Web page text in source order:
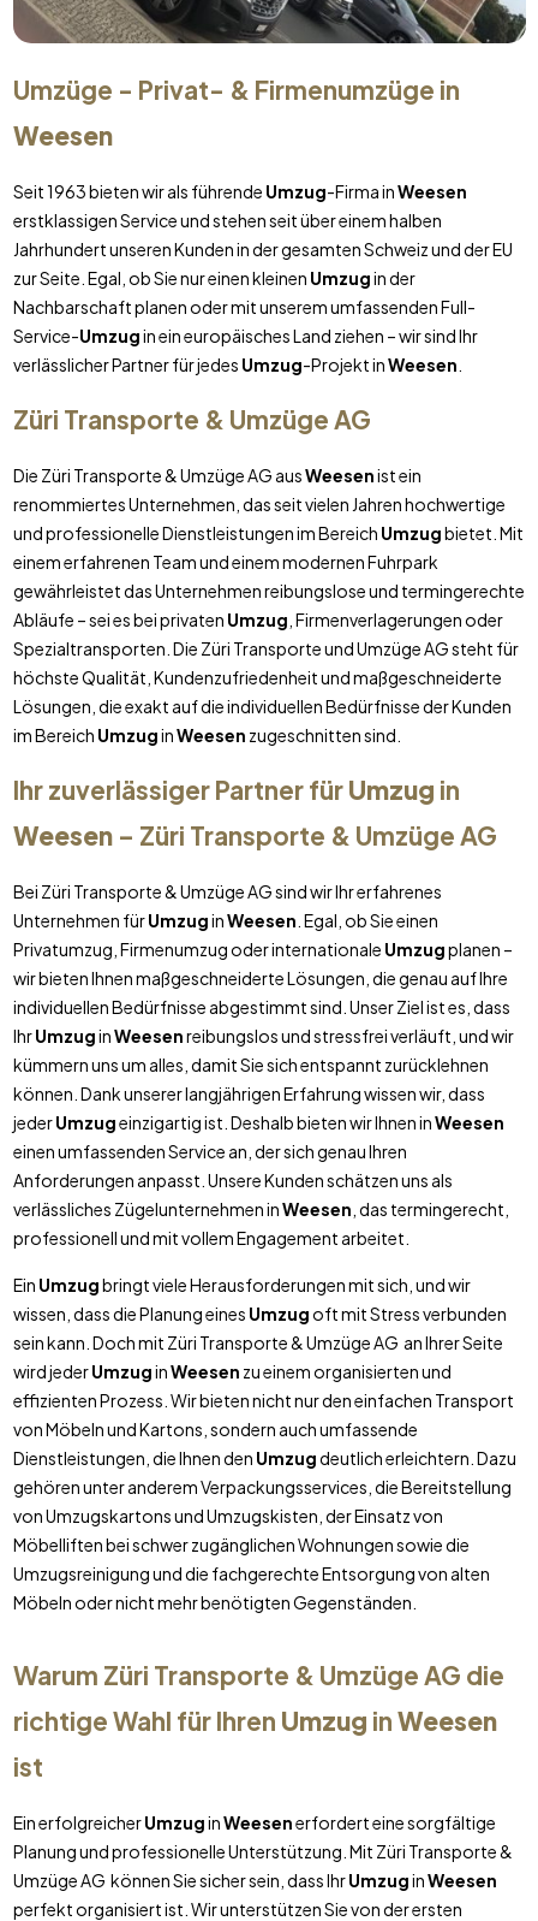
Umzüge - Privat- & Firmenumzüge in
Weesen
Seit 1963 bieten wir als führende Umzug-Firma inWeesen
erstklassigen Service und stehen seit über einem halben
Jahrhundert unseren Kunden in der gesamten Schweiz und der EU
zur Seite. Egal, ob Sie nur einen kleinen Umzugin der
Nachbarschaft planen oder mit unserem umfassenden Full-
Service-Umzugin ein europäisches Land ziehen – wir sind Ihr
verlässlicher Partner für jedes Umzug-Projekt inWeesen
Züri Transporte & Umzüge AG
Die Züri Transporte & Umzüge AG ausWeesenist ein
renommiertes Unternehmen, das seit vielen Jahren hochwertige
und professionelle Dienstleistungen im Bereich Umzugbietet. Mit
einem erfahrenen Team und einem modernen Fuhrpark
gewährleistet das Unternehmen reibungslose und termingerechte
Abläufe – sei es bei privaten Umzug , Firmenverlagerungen oder
Spezialtransporten. Die Züri Transporte und Umzüge AG steht für
höchste Qualität, Kundenzufriedenheit und maßgeschneiderte
Lösungen, die exakt auf die individuellen Bedürfnisse der Kunden
im Bereich UmzuginWeesen zugeschnitten sind.
Ihr zuverlässiger Partner fürUmzug in
Weesen– Züri Transporte & Umzüge AG
Bei Züri Transporte & Umzüge AG sind wir Ihr erfahrenes
Unternehmen fürUmzuginWeesen . Egal, ob Sie einen
Privatumzug, Firmenumzug oder internationale Umzugplanen –
wir bieten Ihnen maßgeschneiderte Lösungen, die genau auf Ihre
individuellen Bedürfnisse abgestimmt sind. Unser Ziel ist es, dass
IhrUmzuginWeesenreibungslos und stressfrei verläuft, und wir
kümmern uns um alles, damit Sie sich entspannt zurücklehnen
können. Dank unserer langjährigen Erfahrung wissen wir, dass
jederUmzugeinzigartig ist. Deshalb bieten wir Ihnen inWeesen
einen umfassenden Service an, der sich genau Ihren
Anforderungen anpasst. Unsere Kunden schätzen uns als
verlässliches Zügelunternehmen inWeesen , das termingerecht,
professionell und mit vollem Engagement arbeitet.
Ein Umzugbringt viele Herausforderungen mit sich, und wir
wissen, dass die Planung eines Umzugoft mit Stress verbunden
sein kann. Doch mit Züri Transporte & Umzüge AG an Ihrer Seite
wird jederUmzuginWeesen zu einem organisierten und
effizienten Prozess. Wir bieten nicht nur den einfachen Transport
von Möbeln und Kartons, sondern auch umfassende
Dienstleistungen, die Ihnen den Umzugdeutlich erleichtern. Dazu
gehören unter anderem Verpackungsservices, die Bereitstellung
von Umzugskartons und Umzugskisten, der Einsatz von
Möbelliften bei schwer zugänglichen Wohnungen sowie die
Umzugsreinigung und die fachgerechte Entsorgung von alten
Möbeln oder nicht mehr benötigten Gegenständen.
Warum Züri Transporte & Umzüge AG die
richtige Wahl für Ihren Umzug inWeesen
ist
Ein erfolgreicherUmzuginWeesenerfordert eine sorgfältige
Planung und professionelle Unterstützung. Mit Züri Transporte &
Umzüge AG können Sie sicher sein, dass IhrUmzuginWeesen
perfekt organisiert ist. Wir unterstützen Sie von der ersten